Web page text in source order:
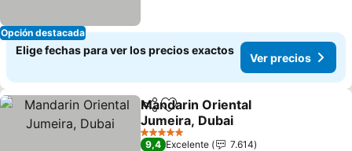
Opción destacada
Elige fechas para ver los precios exactos
Ver precios
CompartirAgregar a favoritos
Mandarin Oriental
Jumeira, Dubai
5 Estrellas
9,4 Excelente
7.614